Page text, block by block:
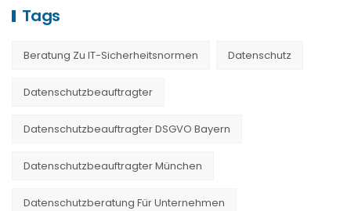
Tags
Beratung Zu IT-Sicherheitsnormen Datenschutz
Datenschutzbeauftragter
Datenschutzbeauftragter DSGVO Bayern
Datenschutzbeauftragter München
Datenschutzberatung Für Unternehmen